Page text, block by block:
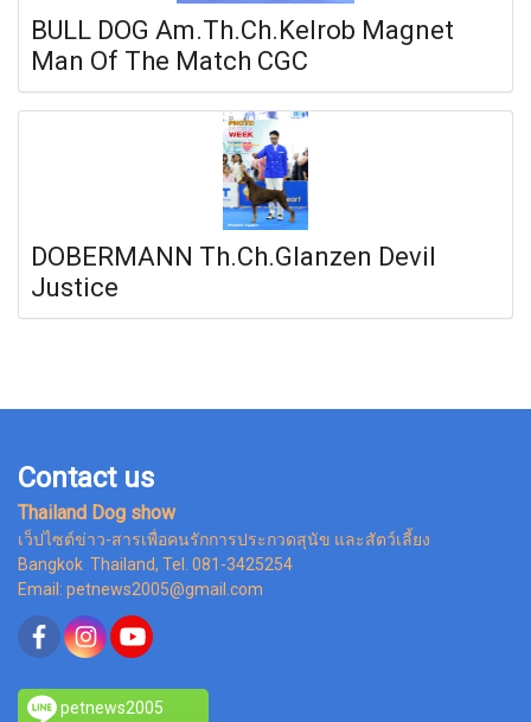
BULL DOG Am.Th.Ch.Kelrob Magnet
Man Of The Match CGC
DOBERMANN Th.Ch.Glanzen Devil
Justice
Contact us
Thailand Dog show
เว็ปไซต์ข่าว-สารเพื่อคนรักการประกวดสุนัข และสัตว์เลี้ยง
Bangkok Thailand, Tel. 081-3425254
Email: petnews2005@gmail.com
petnews2005